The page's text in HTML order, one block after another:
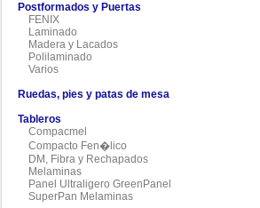
Postformados y Puertas
FENIX
Laminado
Madera y Lacados
Polilaminado
Varios
Ruedas, pies y patas de mesa
Tableros
Compacmel
Compacto Fen�lico
DM, Fibra y Rechapados
Melaminas
Panel Ultraligero GreenPanel
SuperPan Melaminas